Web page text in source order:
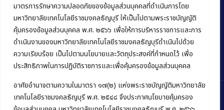
มาตรการรักษาความปลอดภัยของข้อมูลส่วนบุคคลที่ดำเนินการโดย
มหาวิทยาลัยเทคโนโลยีราชมงคลธัญบุรี ให้เป็นไปตามพระราชบัญญัติ
คุ้มครองข้อมูลส่วนบุคคล พ.ศ. ๒๕๖๖ เพื่อให้การบริหารราชการและการ
ดำเนินงานของมหาวิทยาลัยเทคโนโลยีราชมงคลธัญบุรีดำเนินไปด้วย
ความเรียบร้อย เป็นไปตามนโยบายและวัตถุประสงค์ที่กำหนดไว้ เพื่อ
ประสิทธิภาพในการปฏิบัติราชการและเพื่อคุ้มครองข้อมูลส่วนบุคคล
อาศัยอำนาจตามความในมาตรา ๑๗(๒) แห่งพระราชบัญญัติมหาวิทยาลัย
เทคโนโลยีราชมงคลธัญบุรี พ.ศ. ๒๕๔๘ จึงประกาศนโยบายคุ้มครอง
Phone:+66 (0) 2549 3243,+66 (0) 2549 3241
E-mail:bus@rmutt.ac.th